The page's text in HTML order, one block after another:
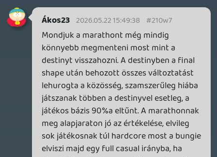
2026.05.22 09:03:23 #210uj
aktív fejlesztési időszakban. ("...we will
begin work incubating our next games.")
sQr 2026.05.22 08:32:44
2026.05.22 08:58:09 #210ui
Rettenetesen kíváncsi vagyok a
Fatekeeper-re és nyilván a Hopetown-on
is rajta tartom a szemem.
Dude 2026.05.22 08:52:43 #210ug